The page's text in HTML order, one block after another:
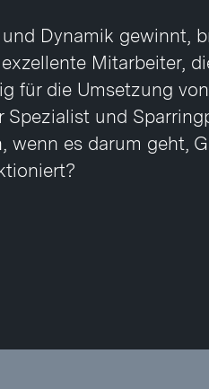
Dynamik gewinnt,
Mitarbeiter,
für die Umsetzung
und
wenn es darum geht,